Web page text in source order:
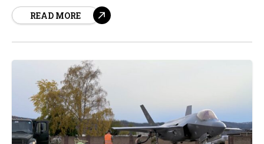
modelos BRAVIA 9 II y BRAVIA 7 II, que ofrecen una...
READ MORE